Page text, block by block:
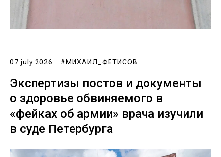
07 july 2026 #МИХАИЛ_ФЕТИСОВ
Экспертизы постов и документы
о здоровье обвиняемого в
«фейках об армии» врача изучили
в суде Петербурга